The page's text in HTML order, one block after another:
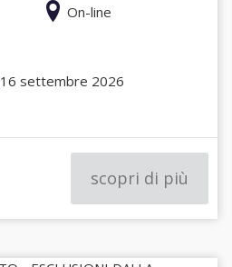
On-line
16 settembre 2026
scopri di più